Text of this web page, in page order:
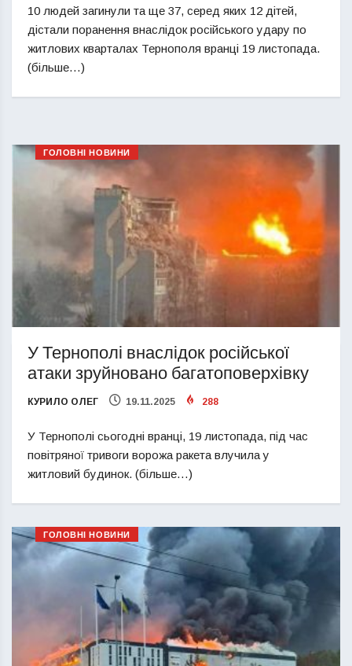
10 людей загинули та ще 37, серед яких 12 дітей,
дістали поранення внаслідок російського удару по
житлових кварталах Тернополя вранці 19 листопада.
(більше…)
ГОЛОВНІ НОВИНИ
У Тернополі внаслідок російської
атаки зруйновано багатоповерхівку
КУРИЛО ОЛЕГ 19.11.2025 288
У Тернополі сьогодні вранці, 19 листопада, під час
повітряної тривоги ворожа ракета влучила у
житловий будинок. (більше…)
ГОЛОВНІ НОВИНИ